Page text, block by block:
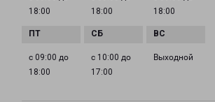
18:00
18:00
18:00
с 09:00 до
18:00
с 10:00 до
17:00
Выходной